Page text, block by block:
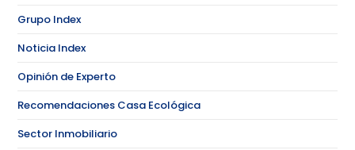
Grupo Index
Noticia Index
Opinión de Experto
Recomendaciones Casa Ecológica
Sector Inmobiliario